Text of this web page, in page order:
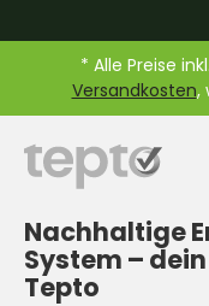
* Alle Preise
Versandkosten,
Nachhaltige
System –
Tepto